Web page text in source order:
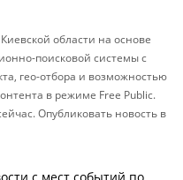
области на основе
поисковой системы с
гео-отбора и возможностью
в режиме Free Public.
Опубликовать новость в